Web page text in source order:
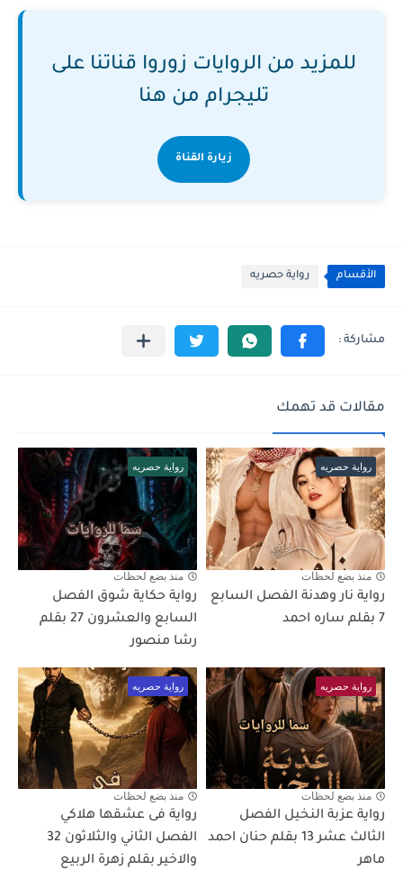
للمزيد من الروايات زوروا قناتنا على
تليجرام من هنا
زيارة القناة
الأقسام رواية حصريه
مقالات قد تهمك
رواية حصريه
منذ بضع لحظات
رواية نار وهدنة الفصل السابع
7 بقلم ساره احمد
رواية حصريه
منذ بضع لحظات
رواية حكاية شوق الفصل
السابع والعشرون 27 بقلم
رشا منصور
رواية حصريه
منذ بضع لحظات
رواية عزبة النخيل الفصل
الثالث عشر 13 بقلم حنان احمد
ماهر
رواية حصريه
منذ بضع لحظات
رواية فى عشقها هلاكي
الفصل الثاني والثلاثون 32
والاخير بقلم زهرة الربيع